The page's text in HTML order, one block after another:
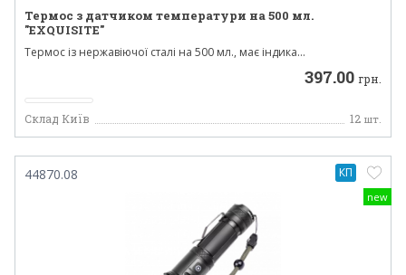
Термос з датчиком температури на 500 мл.
"EXQUISITE"
Термос із нержавіючої сталі на 500 мл., має індика...
397.00 грн.
Склад Київ 12 шт.
new
44870.08 КП